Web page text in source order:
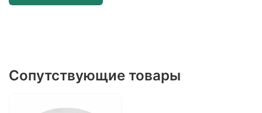
Сопутствующие товары